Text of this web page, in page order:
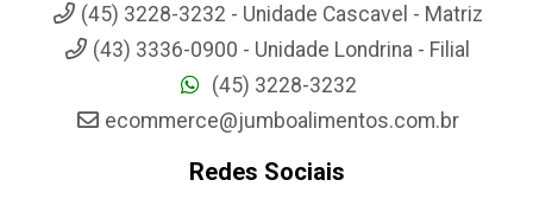
(45) 3228-3232 - Unidade Cascavel - Matriz
(43) 3336-0900 - Unidade Londrina - Filial
(45) 3228-3232
ecommerce@jumboalimentos.com.br
Redes Sociais